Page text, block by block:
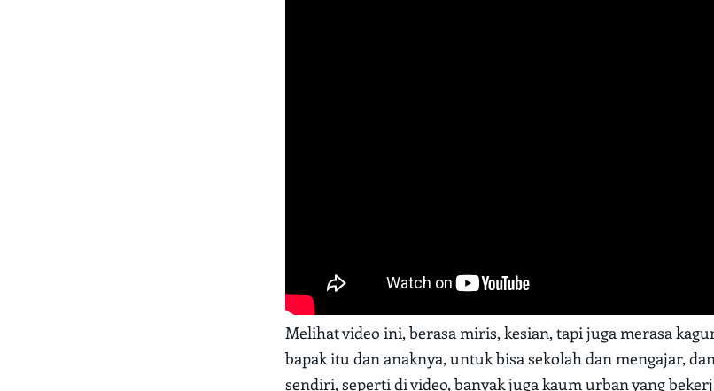
Melihat video ini, berasa miris, kesian, tapi juga merasa
bapak itu dan anaknya, untuk bisa sekolah dan mengajar,
sendiri, seperti di video, banyak juga kaum urban yang